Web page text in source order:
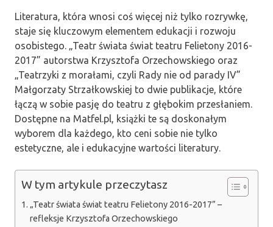
Literatura, która wnosi coś więcej niż tylko rozrywkę,
staje się kluczowym elementem edukacji i rozwoju
osobistego. „Teatr świata świat teatru Felietony 2016-
2017” autorstwa Krzysztofa Orzechowskiego oraz
„Teatrzyki z morałami, czyli Rady nie od parady IV”
Małgorzaty Strzałkowskiej to dwie publikacje, które
łączą w sobie pasję do teatru z głębokim przesłaniem.
Dostępne na Matfel.pl, książki te są doskonałym
wyborem dla każdego, kto ceni sobie nie tylko
estetyczne, ale i edukacyjne wartości literatury.
W tym artykule przeczytasz
„Teatr świata świat teatru Felietony 2016-2017” –
refleksje Krzysztofa Orzechowskiego